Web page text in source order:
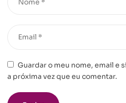
Guardar o meu nome, email e
a próxima vez que eu comentar.